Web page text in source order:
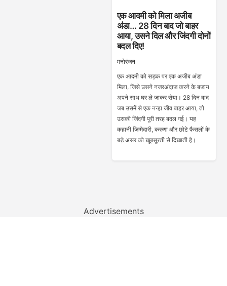
एक आदमी को मिला अजीब
अंडा… 28 दिन बाद जो बाहर
आया, उसने दिल और जिंदगी दोनों
बदल दिए!
मनोरंजन
एक आदमी को सड़क पर एक अजीब अंडा
मिला, जिसे उसने नजरअंदाज करने के बजाय
अपने साथ घर ले जाकर सेया। 28 दिन बाद
जब उसमें से एक नन्हा जीव बाहर आया, तो
उसकी जिंदगी पूरी तरह बदल गई। यह
कहानी जिम्मेदारी, करुणा और छोटे फैसलों के
बड़े असर को खूबसूरती से दिखाती है।
Advertisements